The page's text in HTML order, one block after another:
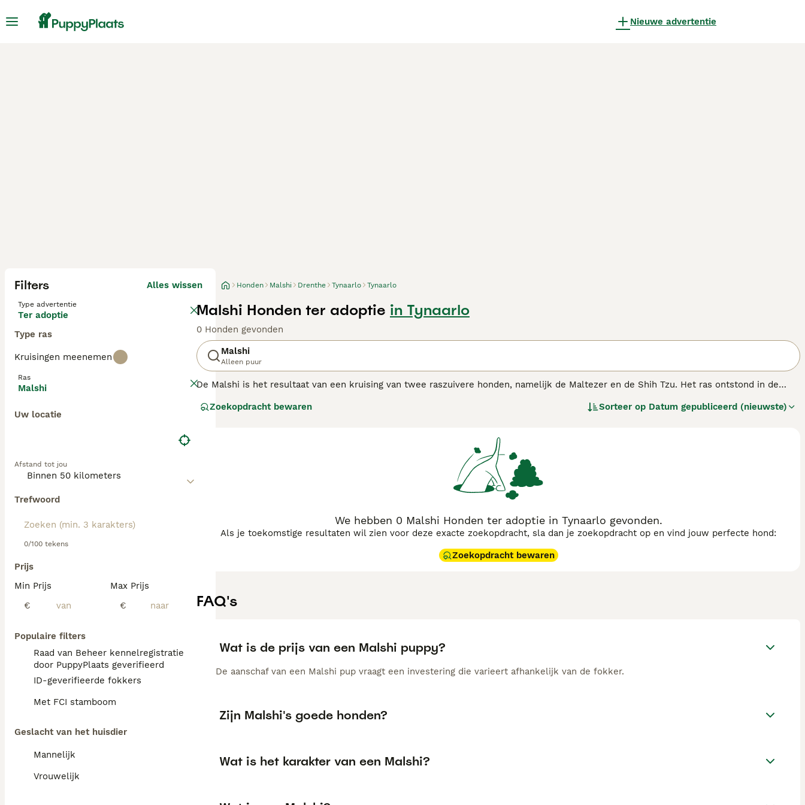
Nieuwe advertentie
Filters Alles wissen
Type advertentie
Ter adoptie
Type ras
Kruisingen meenemen
Ras
Malshi
Uw locatie
Afstand tot jou
Trefwoord
0/100 tekens
Prijs
Min Prijs
€
Max Prijs
€
Populaire filters
Raad van Beheer kennelregistratie
door PuppyPlaats geverifieerd
ID-geverifieerde fokkers
Met FCI stamboom
Geslacht van het huisdier
Mannelijk
Vrouwelijk
Honden Malshi Drenthe Tynaarlo Tynaarlo
Malshi Honden ter adoptie in Tynaarlo
0 Honden gevonden
Malshi
Alleen puur
De Malshi is het resultaat van een kruising van twee raszuivere honden, namelijk de Maltezer en de Shih Tzu. Het ras ontstond in de
groeide en groeide, en niet alleen onder mensen met een allergie. Malshis kunnen het uiterlijk en de persoonlijkheid van beide rassen
Lees onze Malshi adviespagina voor informatie over dit hondenras.
Zoekopdracht bewaren Sorteer op Datum gepubliceerd (nieuwste)
We hebben 0 Malshi Honden ter adoptie in Tynaarlo gevonden.
Als je toekomstige resultaten wil zien voor deze exacte zoekopdracht, sla dan je zoekopdracht op en vind jouw perfecte hond:
Zoekopdracht bewaren
FAQ's
Wat is de prijs van een Malshi puppy?
De aanschaf van een Malshi pup vraagt een investering die varieert afhankelijk van de fokker.
Zijn Malshi's goede honden?
Wat is het karakter van een Malshi?